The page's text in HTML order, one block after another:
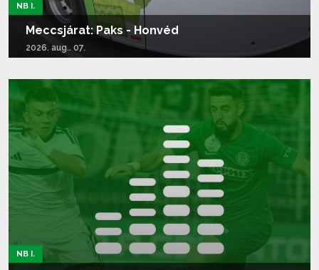
NB I.
Meccsjárat: Paks - Honvéd
2026. aug.. 07.
NB I.